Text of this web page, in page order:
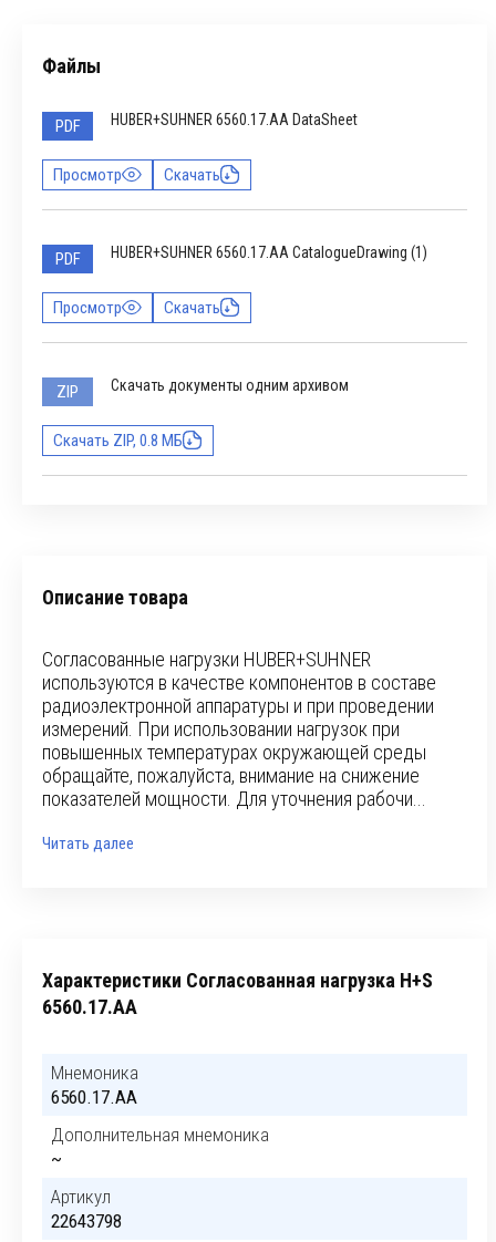
Файлы
PDF HUBER+SUHNER 6560.17.AA DataSheet
Просмотр Скачать
PDF HUBER+SUHNER 6560.17.AA CatalogueDrawing (1)
Просмотр Скачать
ZIP Скачать документы одним архивом
Скачать ZIP, 0.8 МБ
Описание товара
Согласованные нагрузки HUBER+SUHNER
используются в качестве компонентов в составе
радиоэлектронной аппаратуры и при проведении
измерений. При использовании нагрузок при
повышенных температурах окружающей среды
обращайте, пожалуйста, внимание на снижение
показателей мощности. Для уточнения рабочи...
Читать далее
Характеристики Согласованная нагрузка H+S
6560.17.AA
Мнемоника
6560.17.AA
Дополнительная мнемоника
~
Артикул
22643798